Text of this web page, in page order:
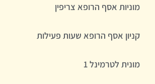
מוניות אסף הרופא צריפין
קניון אסף הרופא שעות פעילות
מונית לטרמינל 1